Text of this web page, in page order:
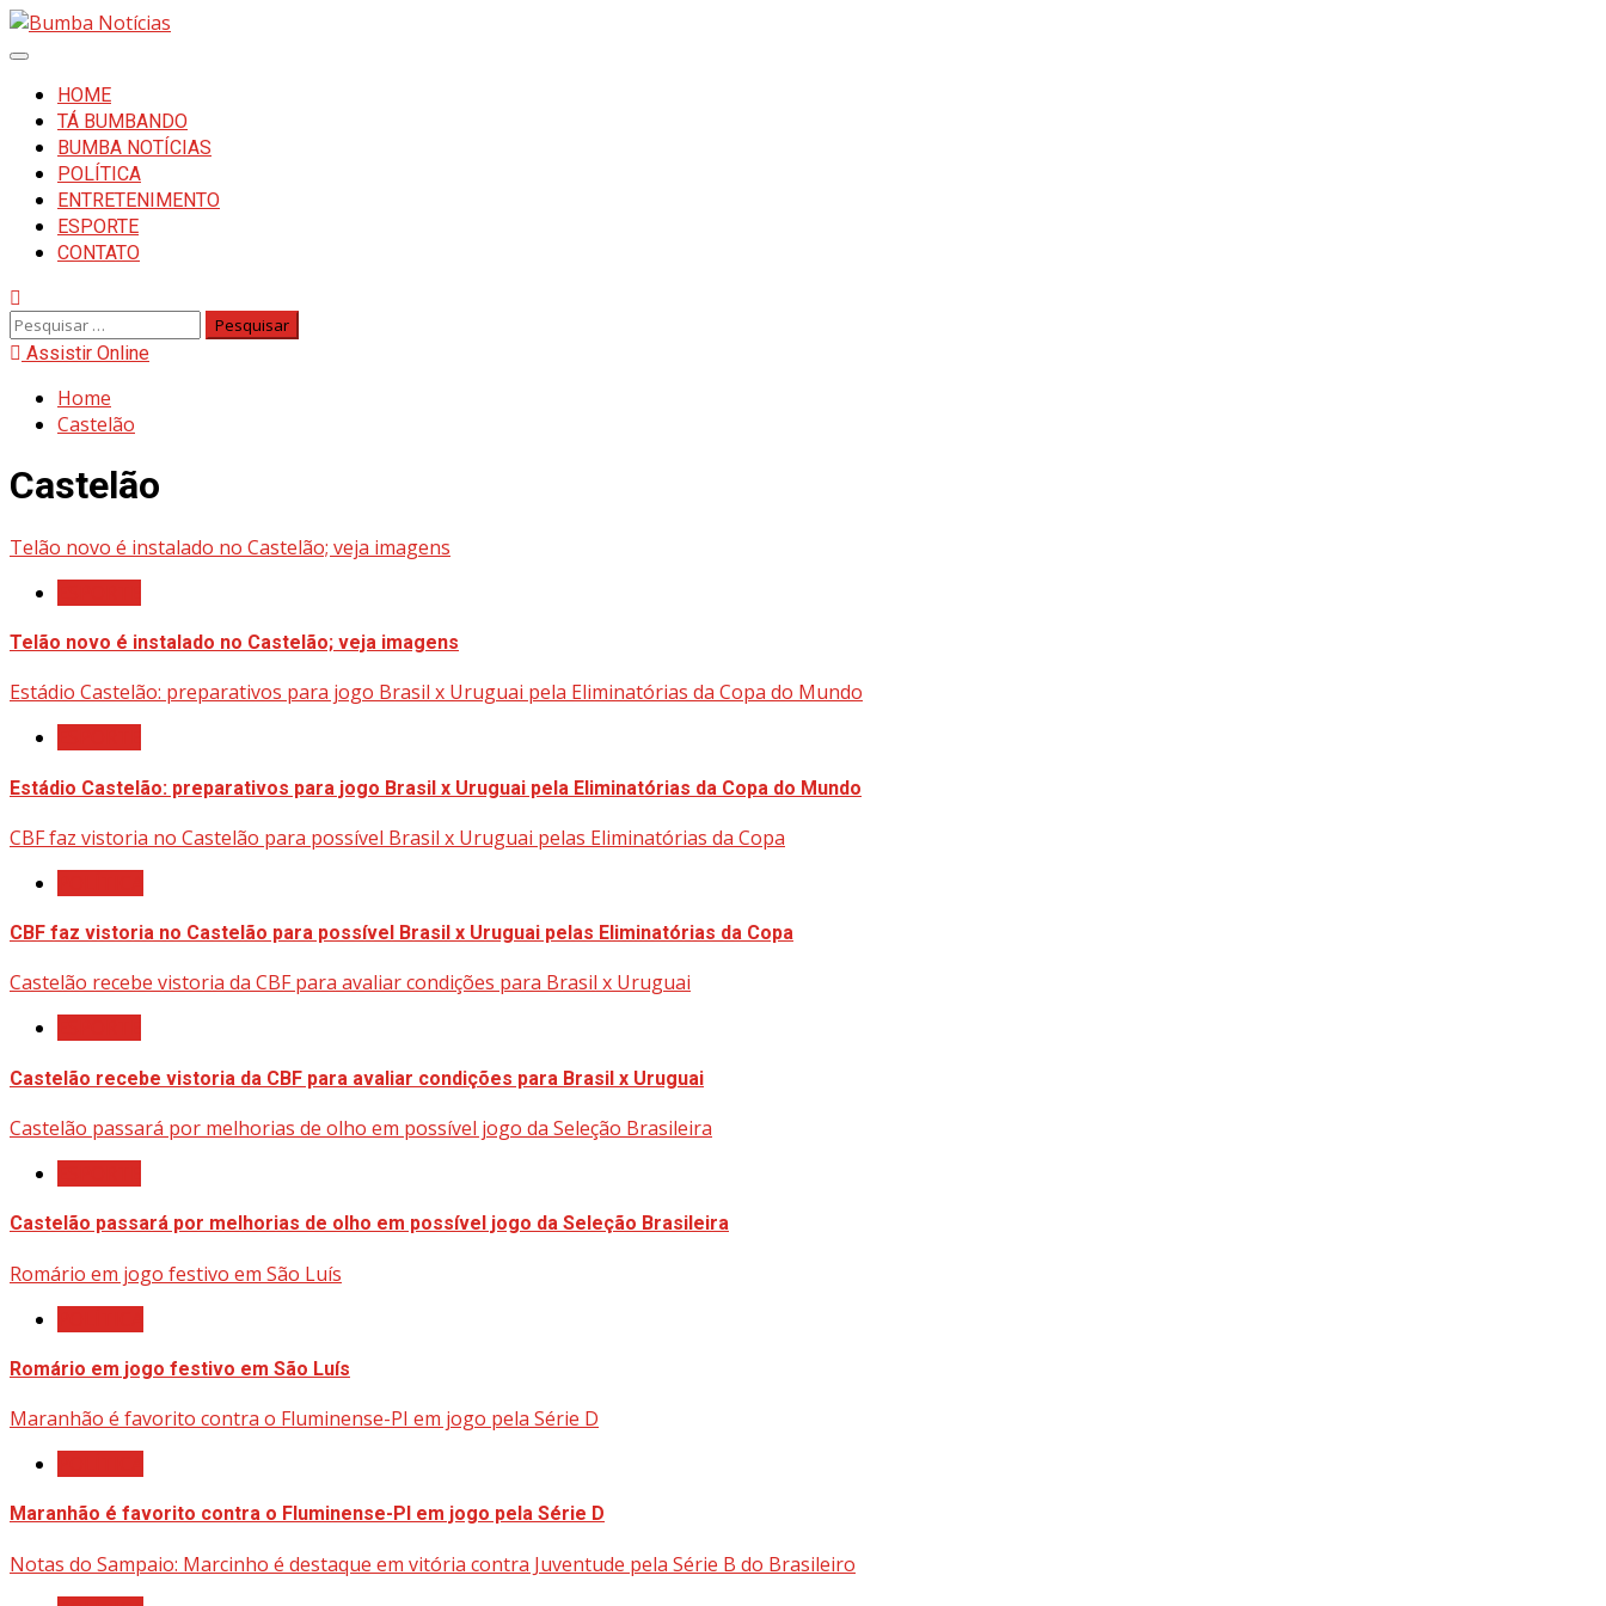
HOME
TÁ BUMBANDO
BUMBA NOTÍCIAS
POLÍTICA
ENTRETENIMENTO
ESPORTE
CONTATO
Assistir Online
Home
Castelão
Castelão
Telão novo é instalado no Castelão; veja imagens
Telão novo é instalado no Castelão; veja imagens
Estádio Castelão: preparativos para jogo Brasil x Uruguai pela Eliminatórias da Copa do Mundo
Estádio Castelão: preparativos para jogo Brasil x Uruguai pela Eliminatórias da Copa do Mundo
CBF faz vistoria no Castelão para possível Brasil x Uruguai pelas Eliminatórias da Copa
CBF faz vistoria no Castelão para possível Brasil x Uruguai pelas Eliminatórias da Copa
Castelão recebe vistoria da CBF para avaliar condições para Brasil x Uruguai
Castelão recebe vistoria da CBF para avaliar condições para Brasil x Uruguai
Castelão passará por melhorias de olho em possível jogo da Seleção Brasileira
Castelão passará por melhorias de olho em possível jogo da Seleção Brasileira
Romário em jogo festivo em São Luís
Romário em jogo festivo em São Luís
Maranhão é favorito contra o Fluminense-PI em jogo pela Série D
Maranhão é favorito contra o Fluminense-PI em jogo pela Série D
Notas do Sampaio: Marcinho é destaque em vitória contra Juventude pela Série B do Brasileiro